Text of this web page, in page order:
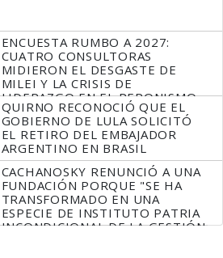
ENCUESTA RUMBO A 2027:
CUATRO CONSULTORAS
MIDIERON EL DESGASTE DE
MILEI Y LA CRISIS DE
LIDERAZGO EN EL PERONISMO
QUIRNO RECONOCIÓ QUE EL
GOBIERNO DE LULA SOLICITÓ
EL RETIRO DEL EMBAJADOR
ARGENTINO EN BRASIL
CACHANOSKY RENUNCIÓ A UNA
FUNDACIÓN PORQUE "SE HA
TRANSFORMADO EN UNA
ESPECIE DE INSTITUTO PATRIA
INCONDICIONAL DE LA GESTIÓN